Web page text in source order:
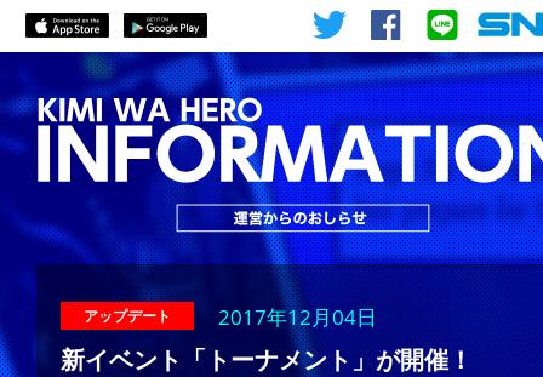
アップデート 2017年12月04日
新イベント「トーナメント」が開催！